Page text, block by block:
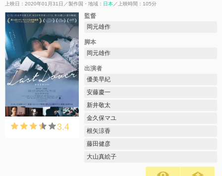
上映日：2020年01月31日 製作国・地域： 日本 上映時間：105分
3.4
監督
岡元雄作
脚本
岡元雄作
出演者
優美早紀
安藤慶一
新井敬太
金久保マユ
根矢涼香
藤田健彦
大山真絵子